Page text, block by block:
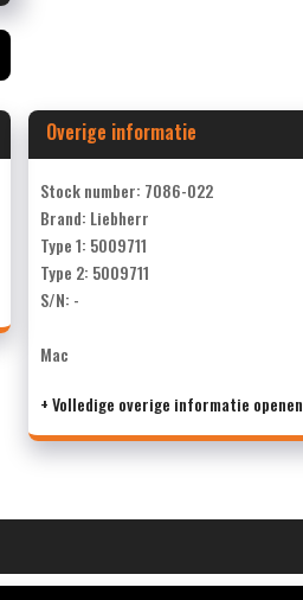
Overige informatie
Stock number: 7086-022
Brand: Liebherr
Type 1: 5009711
Type 2: 5009711
S/N: -
Mac
+ Volledige overige informatie openen